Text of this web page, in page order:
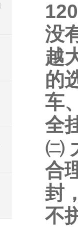
120
没
越
的
车
全
㈡
合
封
不